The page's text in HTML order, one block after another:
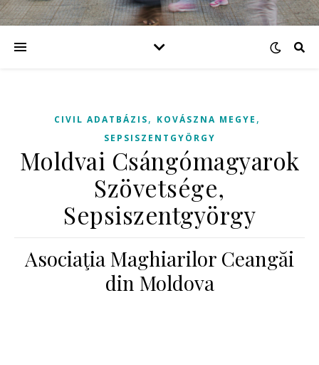
CIVIL ADATBÁZIS, KOVÁSZNA MEGYE ,
SEPSISZENTGYÖRGY
Moldvai Csángómagyarok
Szövetsége,
Sepsiszentgyörgy
Asociaţia Maghiarilor Ceangăi
din Moldova